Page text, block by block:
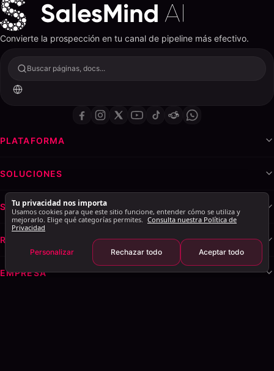
Convierte la prospección en tu canal de pipeline más efectivo.
Buscar páginas, docs...
PLATAFORMA
SOLUCIONES
SERVICIOS Y MARCA BLANCA
RECURSOS
EMPRESA
Tu privacidad nos importa
Usamos cookies para que este sitio funcione, entender cómo se utiliza y
mejorarlo. Elige qué categorías permites. Consulta nuestra Política de
Privacidad
Personalizar Rechazar todo Aceptar todo